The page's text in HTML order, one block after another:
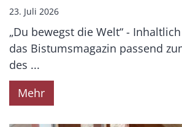
23. Juli 2026
„Du bewegst die Welt“ -
das Bistumsmagazin passend
des ...
Mehr